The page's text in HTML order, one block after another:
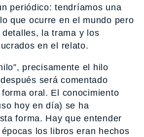
periódico: tendríamos una
que ocurre en el mundo pero
la trama y los
en el relato.
precisamente el hilo
será comentado
oral. El conocimiento
hoy en día) se ha
forma. Hay que entender
los libros eran hechos